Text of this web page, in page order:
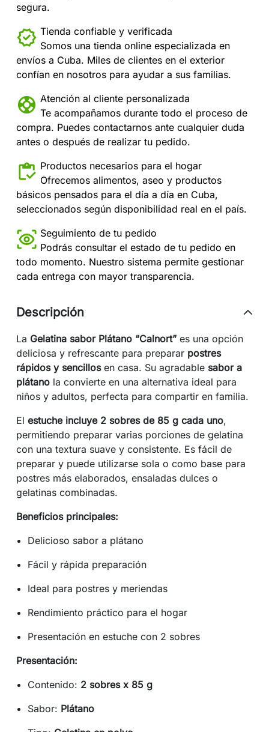
segura.
Tienda confiable y verificada
Somos una tienda online especializada en
envíos a Cuba. Miles de clientes en el exterior
confían en nosotros para ayudar a sus familias.
Atención al cliente personalizada
Te acompañamos durante todo el proceso de
compra. Puedes contactarnos ante cualquier duda
antes o después de realizar tu pedido.
Productos necesarios para el hogar
Ofrecemos alimentos, aseo y productos
básicos pensados para el día a día en Cuba,
seleccionados según disponibilidad real en el país.
Seguimiento de tu pedido
Podrás consultar el estado de tu pedido en
todo momento. Nuestro sistema permite gestionar
cada entrega con mayor transparencia.
Descripción
La Gelatina sabor Plátano “Calnort” es una opción
deliciosa y refrescante para preparar postres
rápidos y sencillosen casa. Su agradable sabor a
plátano la convierte en una alternativa ideal para
niños y adultos, perfecta para compartir en familia.
El estuche incluye 2 sobres de 85 g cada uno,
permitiendo preparar varias porciones de gelatina
con una textura suave y consistente. Es fácil de
preparar y puede utilizarse sola o como base para
postres más elaborados, ensaladas dulces o
gelatinas combinadas.
Beneficios principales:
Delicioso sabor a plátano
Fácil y rápida preparación
Ideal para postres y meriendas
Rendimiento práctico para el hogar
Presentación en estuche con 2 sobres
Presentación:
Contenido: 2 sobres x 85 g
Sabor: Plátano